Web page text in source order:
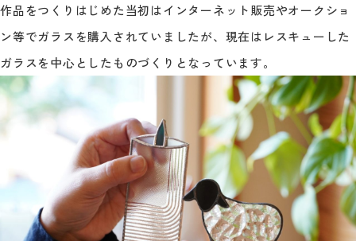
作品をつくりはじめた当初はインターネット販売やオークショ
ン等でガラスを購入されていましたが、現在はレスキューした
ガラスを中心としたものづくりとなっています。